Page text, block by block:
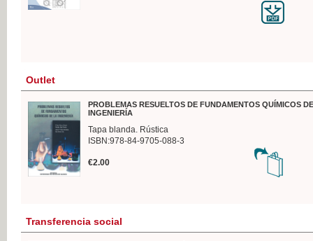
Outlet
PROBLEMAS RESUELTOS DE FUNDAMENTOS QUÍMICOS
INGENIERÍA
Tapa blanda. Rústica
ISBN:978-84-9705-088-3
€2.00
Transferencia social